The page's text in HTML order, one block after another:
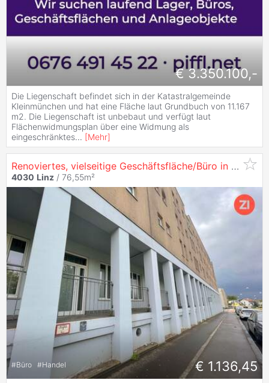
€ 3.350.100,-
Die Liegenschaft befindet sich in der Katastralgemeinde
Kleinmünchen und hat eine Fläche laut Grundbuch von 11.167
m2. Die Liegenschaft ist unbebaut und verfügt laut
Flächenwidmungsplan über eine Widmung als
eingeschränktes... [Mehr]
Renoviertes, vielseitige Geschäftsfläche/Büro in der Hartheimerstraße in
4030 Linz / 76,55m²
#Büro #Handel € 1.136,45